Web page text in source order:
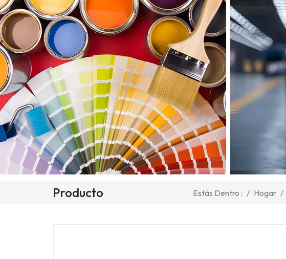
Producto Estás Dentro : / Hogar /